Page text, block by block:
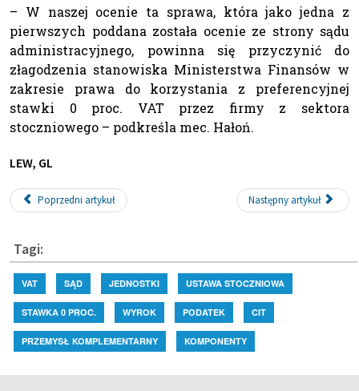
– W naszej ocenie ta sprawa, która jako jedna z
pierwszych poddana została ocenie ze strony sądu
administracyjnego, powinna się przyczynić do
złagodzenia stanowiska Ministerstwa Finansów w
zakresie prawa do korzystania z preferencyjnej
stawki 0 proc. VAT przez firmy z sektora
stoczniowego – podkreśla mec. Hałoń.
LEW, GL
Poprzedni artykuł Następny artykuł
Tagi:
VAT SĄD JEDNOSTKI USTAWA STOCZNIOWA
STAWKA 0 PROC. WYROK PODATEK CIT
PRZEMYSŁ KOMPLEMENTARNY KOMPONENTY